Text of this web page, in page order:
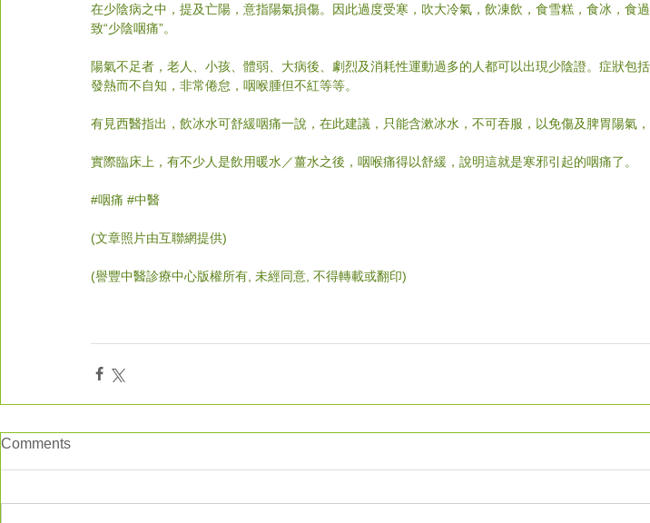
在少陰病之中，提及亡陽，意指陽氣損傷。因此過度受寒，吹大冷氣，飲凍飲，食雪糕，食冰，食過
致“少陰咽痛”。
陽氣不足者，老人、小孩、體弱、大病後、劇烈及消耗性運動過多的人都可以出現少陰證。症狀包
發熱而不自知，非常倦怠，咽喉腫但不紅等等。
有見西醫指出，飲冰水可舒緩咽痛一說，在此建議，只能含漱冰水，不可吞服，以免傷及脾胃陽氣，
實際臨床上，有不少人是飲用暖水／薑水之後，咽喉痛得以舒緩，說明這就是寒邪引起的咽痛了。
#咽痛 #中醫
(文章照片由互聯網提供)
(譽豐中醫診療中心版權所有, 未經同意, 不得轉載或翻印)
Comments